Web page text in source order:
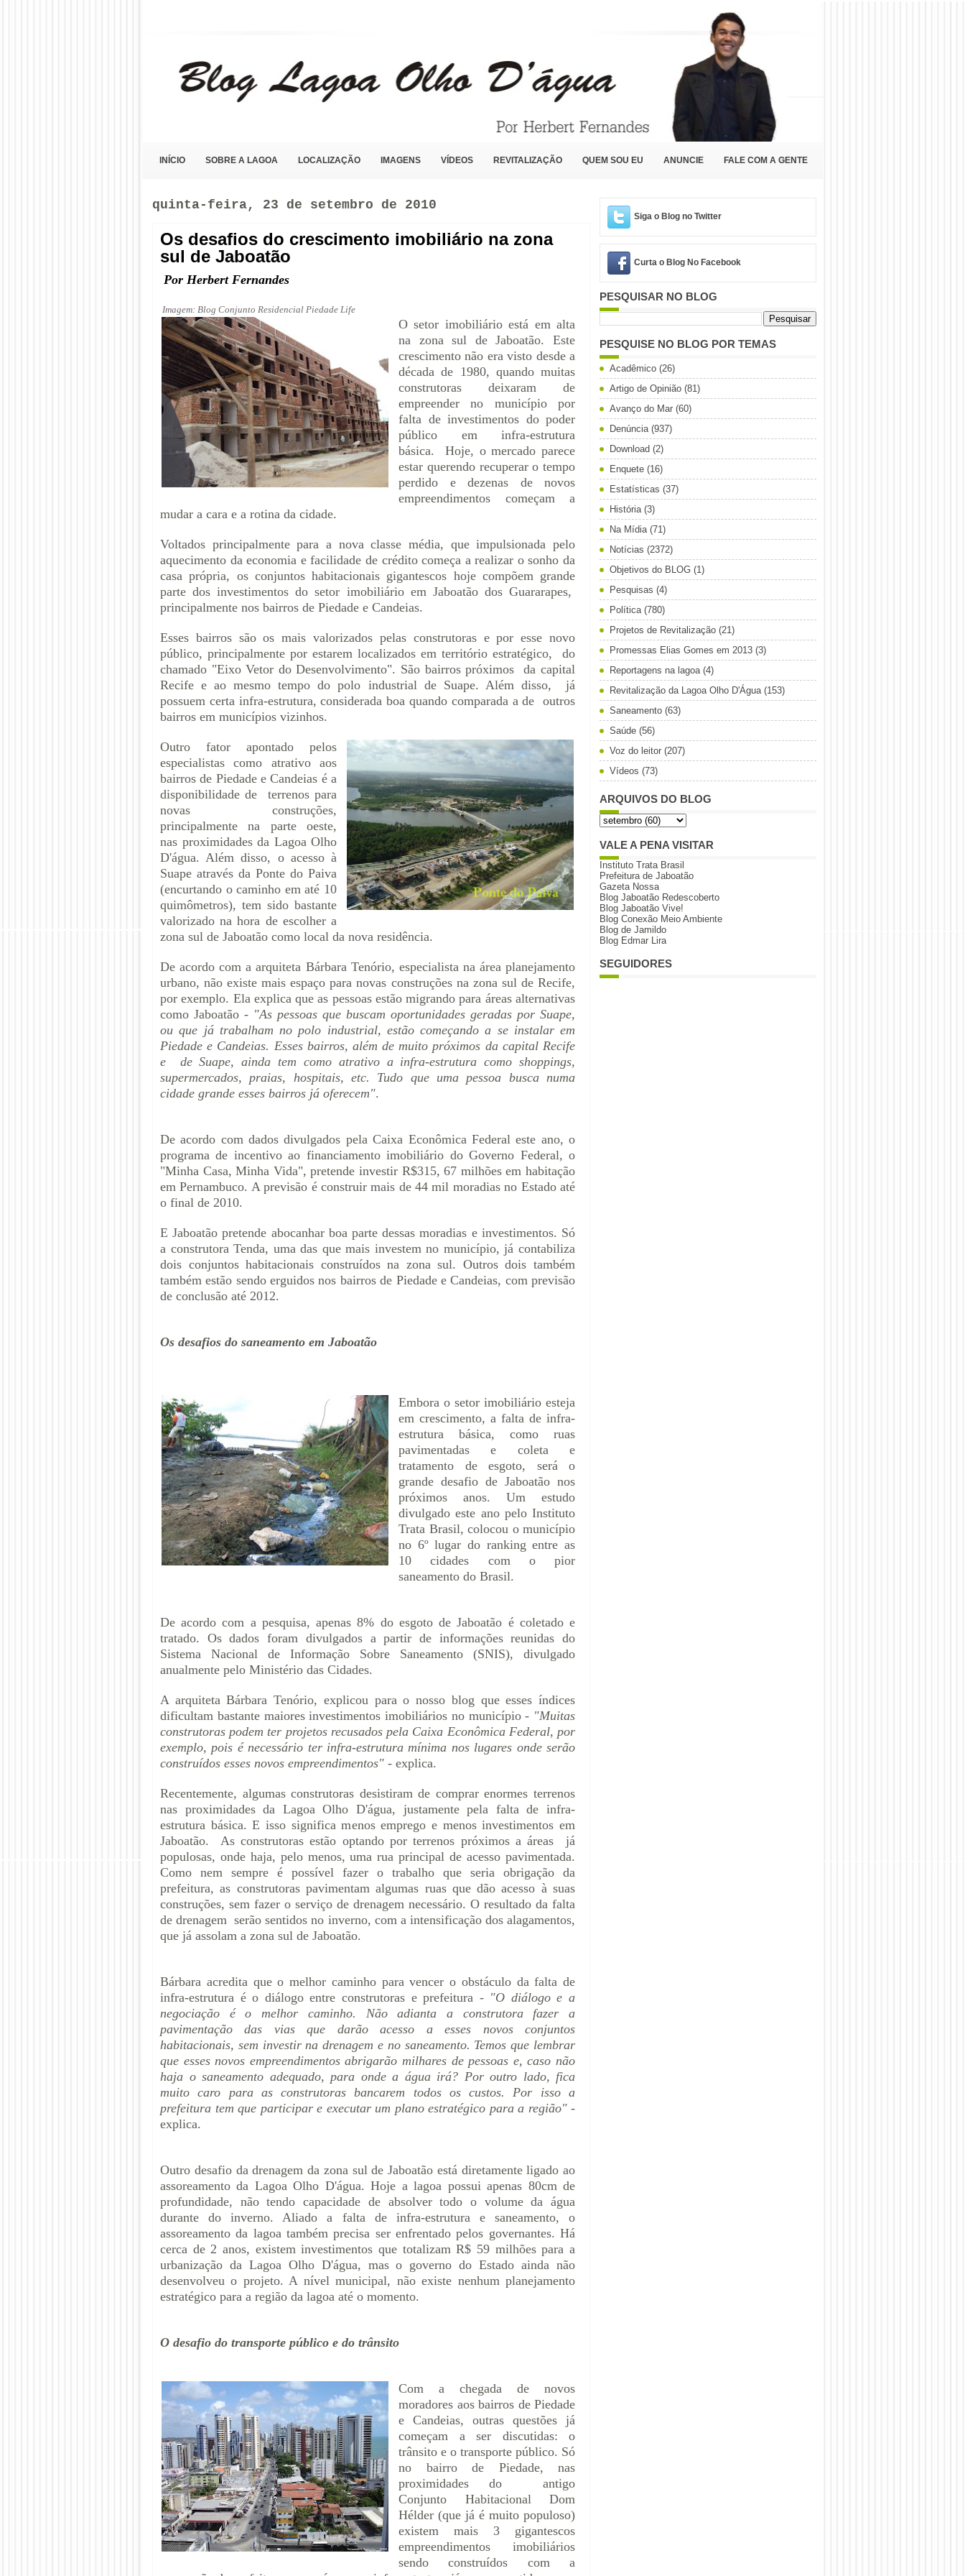
INÍCIO SOBRE A LAGOA LOCALIZAÇÃO IMAGENS VÍDEOS REVITALIZAÇÃO QUEM SOU EU ANUNCIE FALE COM A GENTE
quinta-feira, 23 de setembro de 2010
Os desafios do crescimento imobiliário na zona
sul de Jaboatão
Por Herbert Fernandes
Imagem: Blog Conjunto Residencial Piedade Life
O setor imobiliário está em alta
na zona sul de Jaboatão. Este
crescimento não era visto desde a
década de 1980, quando muitas
construtoras deixaram de
empreender no município por
falta de investimentos do poder
público em infra-estrutura
básica. Hoje, o mercado parece
estar querendo recuperar o tempo
perdido e dezenas de novos
empreendimentos começam a
mudar a cara e a rotina da cidade.
Voltados principalmente para a nova classe média, que impulsionada pelo
aquecimento da economia e facilidade de crédito começa a realizar o sonho da
casa própria, os conjuntos habitacionais gigantescos hoje compõem grande
parte dos investimentos do setor imobiliário em Jaboatão dos Guararapes,
principalmente nos bairros de Piedade e Candeias.
Esses bairros são os mais valorizados pelas construtoras e por esse novo
público, principalmente por estarem localizados em território estratégico, do
chamado "Eixo Vetor do Desenvolvimento". São bairros próximos da capital
Recife e ao mesmo tempo do polo industrial de Suape. Além disso, já
possuem certa infra-estrutura, considerada boa quando comparada a de outros
bairros em municípios vizinhos.
Outro fator apontado pelos
especialistas como atrativo aos
bairros de Piedade e Candeias é a
disponibilidade de terrenos para
novas construções,
principalmente na parte oeste,
nas proximidades da Lagoa Olho
D'água. Além disso, o acesso à
Suape através da Ponte do Paiva
(encurtando o caminho em até 10
quimômetros), tem sido bastante
valorizado na hora de escolher a
zona sul de Jaboatão como local da nova residência.
De acordo com a arquiteta Bárbara Tenório, especialista na área planejamento
urbano, não existe mais espaço para novas construções na zona sul de Recife,
por exemplo. Ela explica que as pessoas estão migrando para áreas alternativas
como Jaboatão - "As pessoas que buscam oportunidades geradas por Suape,
ou que já trabalham no polo industrial, estão começando a se instalar em
Piedade e Candeias. Esses bairros, além de muito próximos da capital Recife
e de Suape, ainda tem como atrativo a infra-estrutura como shoppings,
supermercados, praias, hospitais, etc. Tudo que uma pessoa busca numa
cidade grande esses bairros já oferecem".
De acordo com dados divulgados pela Caixa Econômica Federal este ano, o
programa de incentivo ao financiamento imobiliário do Governo Federal, o
"Minha Casa, Minha Vida", pretende investir R$315, 67 milhões em habitação
em Pernambuco. A previsão é construir mais de 44 mil moradias no Estado até
o final de 2010.
E Jaboatão pretende abocanhar boa parte dessas moradias e investimentos. Só
a construtora Tenda, uma das que mais investem no município, já contabiliza
dois conjuntos habitacionais construídos na zona sul. Outros dois também
também estão sendo erguidos nos bairros de Piedade e Candeias, com previsão
de conclusão até 2012.
Os desafios do saneamento em Jaboatão
Embora o setor imobiliário esteja
em crescimento, a falta de infra-
estrutura básica, como ruas
pavimentadas e coleta e
tratamento de esgoto, será o
grande desafio de Jaboatão nos
próximos anos. Um estudo
divulgado este ano pelo Instituto
Trata Brasil, colocou o município
no 6º lugar do ranking entre as
10 cidades com o pior
saneamento do Brasil.
De acordo com a pesquisa, apenas 8% do esgoto de Jaboatão é coletado e
tratado. Os dados foram divulgados a partir de informações reunidas do
Sistema Nacional de Informação Sobre Saneamento (SNIS), divulgado
anualmente pelo Ministério das Cidades.
A arquiteta Bárbara Tenório, explicou para o nosso blog que esses índices
dificultam bastante maiores investimentos imobiliários no município - "Muitas
construtoras podem ter projetos recusados pela Caixa Econômica Federal, por
exemplo, pois é necessário ter infra-estrutura mínima nos lugares onde serão
construídos esses novos empreendimentos" - explica.
Recentemente, algumas construtoras desistiram de comprar enormes terrenos
nas proximidades da Lagoa Olho D'água, justamente pela falta de infra-
estrutura básica. E isso significa menos emprego e menos investimentos em
Jaboatão. As construtoras estão optando por terrenos próximos a áreas já
populosas, onde haja, pelo menos, uma rua principal de acesso pavimentada.
Como nem sempre é possível fazer o trabalho que seria obrigação da
prefeitura, as construtoras pavimentam algumas ruas que dão acesso à suas
construções, sem fazer o serviço de drenagem necessário. O resultado da falta
de drenagem serão sentidos no inverno, com a intensificação dos alagamentos,
que já assolam a zona sul de Jaboatão.
Bárbara acredita que o melhor caminho para vencer o obstáculo da falta de
infra-estrutura é o diálogo entre construtoras e prefeitura - "O diálogo e a
negociação é o melhor caminho. Não adianta a construtora fazer a
pavimentação das vias que darão acesso a esses novos conjuntos
habitacionais, sem investir na drenagem e no saneamento. Temos que lembrar
que esses novos empreendimentos abrigarão milhares de pessoas e, caso não
haja o saneamento adequado, para onde a água irá? Por outro lado, fica
muito caro para as construtoras bancarem todos os custos. Por isso a
prefeitura tem que participar e executar um plano estratégico para a região"-
explica.
Outro desafio da drenagem da zona sul de Jaboatão está diretamente ligado ao
assoreamento da Lagoa Olho D'água. Hoje a lagoa possui apenas 80cm de
profundidade, não tendo capacidade de absolver todo o volume da água
durante do inverno. Aliado a falta de infra-estrutura e saneamento, o
assoreamento da lagoa também precisa ser enfrentado pelos governantes. Há
cerca de 2 anos, existem investimentos que totalizam R$ 59 milhões para a
urbanização da Lagoa Olho D'água, mas o governo do Estado ainda não
desenvolveu o projeto. A nível municipal, não existe nenhum planejamento
estratégico para a região da lagoa até o momento.
O desafio do transporte público e do trânsito
Com a chegada de novos
moradores aos bairros de Piedade
e Candeias, outras questões já
começam a ser discutidas: o
trânsito e o transporte público. Só
no bairro de Piedade, nas
proximidades do antigo
Conjunto Habitacional Dom
Hélder (que já é muito populoso)
existem mais 3 gigantescos
empreendimentos imobiliários
sendo construídos com a
Siga o Blog no Twitter
Curta o Blog No Facebook
PESQUISAR NO BLOG
PESQUISE NO BLOG POR TEMAS
Acadêmico (26)
Artigo de Opinião (81)
Avanço do Mar (60)
Denúncia (937)
Download (2)
Enquete (16)
Estatísticas (37)
História (3)
Na Mídia (71)
Notícias (2372)
Objetivos do BLOG (1)
Pesquisas (4)
Política (780)
Projetos de Revitalização (21)
Promessas Elias Gomes em 2013 (3)
Reportagens na lagoa (4)
Revitalização da Lagoa Olho D'Água (153)
Saneamento (63)
Saúde (56)
Voz do leitor (207)
Vídeos (73)
ARQUIVOS DO BLOG
VALE A PENA VISITAR
Instituto Trata Brasil
Prefeitura de Jaboatão
Gazeta Nossa
Blog Jaboatão Redescoberto
Blog Jaboatão Vive!
Blog Conexão Meio Ambiente
Blog de Jamildo
Blog Edmar Lira
SEGUIDORES